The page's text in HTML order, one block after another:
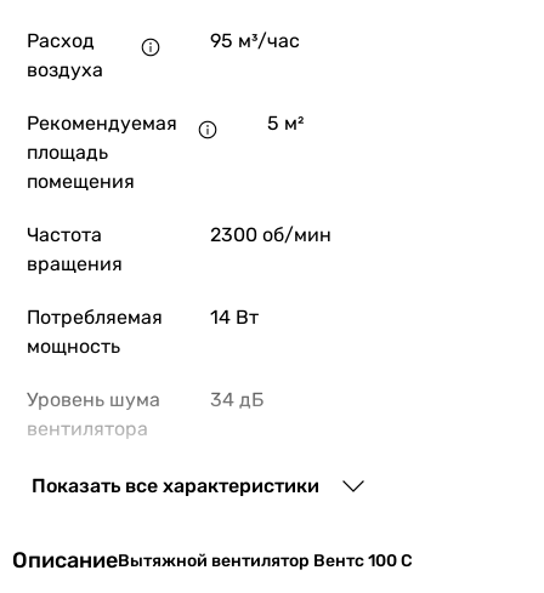
Расход
воздуха
95 м³/час
Рекомендуемая
площадь
помещения
5 м²
Частота
вращения
2300 об/мин
Потребляемая
мощность
14 Вт
Уровень шума
вентилятора
34 дБ
Шум от
стандартный (от 28 до 35 дБ)
Монтаж
настенный
Показать все характеристики
ОписаниеВытяжной вентилятор Вентс 100 С